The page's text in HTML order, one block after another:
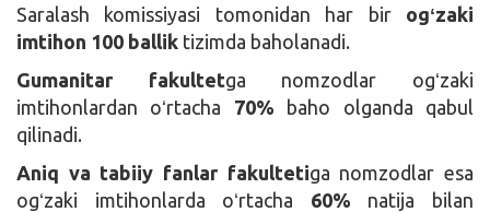
Saralash komissiyasi tomonidan har bir ogʻzaki
imtihon 100 ballik tizimda baholanadi.
Gumanitar fakultetga nomzodlar ogʻzaki
imtihonlardan oʻrtacha 70% baho olganda qabul
qilinadi.
Aniq va tabiiy fanlar fakultetiga nomzodlar esa
ogʻzaki imtihonlarda oʻrtacha 60% natija bilan